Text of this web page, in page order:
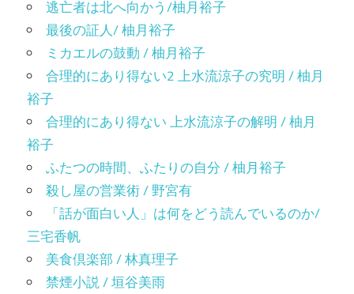
逃亡者は北へ向かう/柚月裕子
最後の証人/ 柚月裕子
ミカエルの鼓動 / 柚月裕子
合理的にあり得ない2 上水流涼子の究明 / 柚月
裕子
合理的にあり得ない 上水流涼子の解明 / 柚月
裕子
ふたつの時間、ふたりの自分 / 柚月裕子
殺し屋の営業術 / 野宮有
「話が面白い人」は何をどう読んでいるのか/
三宅香帆
美食倶楽部 / 林真理子
禁煙小説 / 垣谷美雨